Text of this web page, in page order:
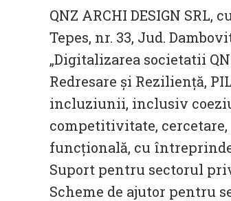
QNZ ARCHI DESIGN
Tepes, nr. 33, Jud.
„Digitalizarea societatii
Redresare și Reziliență,
incluziunii, inclusiv
competitivitate,
funcțională, cu
Suport pentru sectorul
Scheme de ajutor pentru